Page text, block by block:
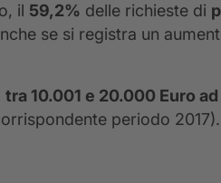
il 59,2% delle richieste di
se si registra un
tra 10.001 e 20.000 Euro
periodo 2017).